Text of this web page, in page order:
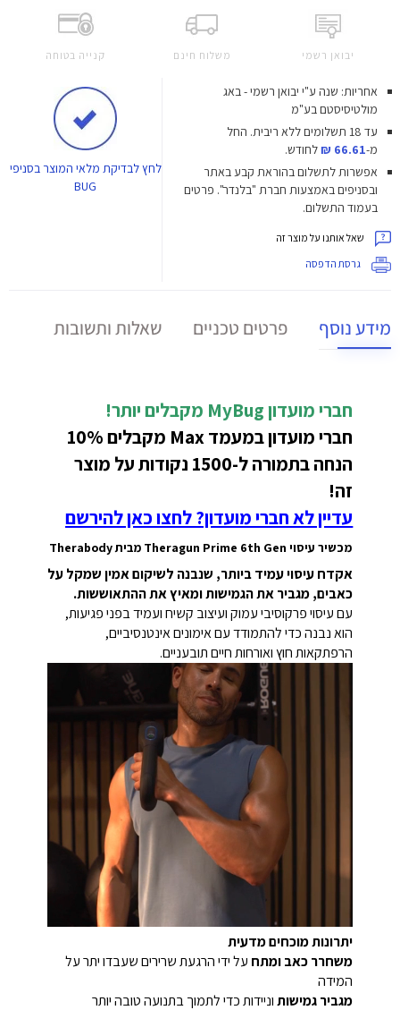
יבואן רשמי משלוח חינם קנייה בטוחה
אחריות: שנה ע"י יבואן רשמי - באג
מולטיסיסטם בע"מ
עד 18 תשלומים ללא ריבית.
החל
מ-66.61 ₪
לחודש.
אפשרות לתשלום בהוראת קבע באתר
ובסניפים באמצעות חברת "בלנדר". פרטים
בעמוד התשלום.
שאל אותנו על מוצר זה
גרסת הדפסה
לחץלבדיקת מלאי המוצר בסניפי
BUG
מידע נוסף פרטים טכניים שאלות ותשובות
חברי מועדון MyBug מקבלים יותר!
חברי מועדון במעמד Max מקבלים 10%
הנחה בתמורה ל-1500 נקודות על מוצר
זה!
עדיין לא חברי מועדון? לחצו כאן להירשם
מכשיר עיסוי Theragun Prime 6th Gen מבית Therabody
אקדח עיסוי עמיד ביותר, שנבנה לשיקום אמין שמקל על
כאבים, מגביר את הגמישות ומאיץ את ההתאוששות.
עם עיסוי פרקוסיבי עמוק ועיצוב קשיח ועמיד בפני פגיעות,
הוא נבנה כדי להתמודד עם אימונים אינטנסיביים,
הרפתקאות חוץ ואורחות חיים תובעניים.
יתרונות מוכחים מדעית
משחרר כאב ומתח על ידי הרגעת שרירים שעבדו יתר על
המידה
מגביר גמישותוניידות כדי לתמוך בתנועה טובה יותר